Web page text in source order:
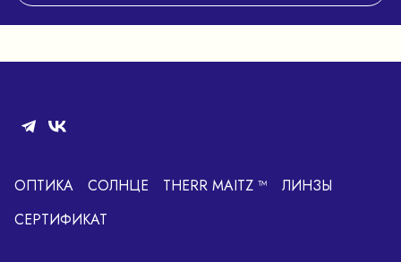
ОПТИКА СОЛНЦЕ THERR MAITZ ™
ЛИНЗЫ
СЕРТИФИКАТ